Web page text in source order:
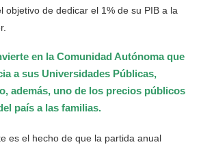
objetivo de dedicar el 1% de su PIB a la
en la Comunidad Autónoma que
a sus Universidades Públicas,
además, uno de los precios públicos
país a las familias.
es el hecho de que la partida anual